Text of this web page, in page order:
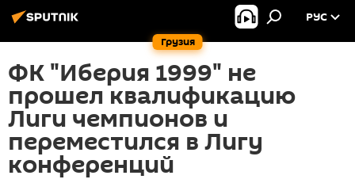
Грузия
РУС
ФК "Иберия 1999" не
прошел квалификацию
Лиги чемпионов и
переместился в Лигу
конференций